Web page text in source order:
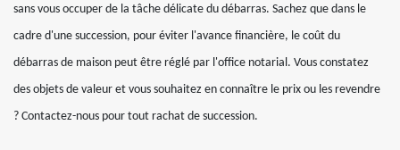
sans vous occuper de la tâche délicate du débarras. Sachez que dans le
cadre d'une succession, pour éviter l'avance financière, le coût du
débarras de maison peut être réglé par l'office notarial. Vous constatez
des objets de valeur et vous souhaitez en connaître le prix ou les revendre
? Contactez-nous pour tout rachat de succession.